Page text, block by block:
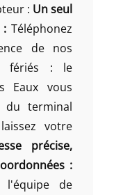
: Un seul
:Téléphonez
de nos
fériés : le
Eaux vous
du terminal
votre
précise,
:
l'équipe de